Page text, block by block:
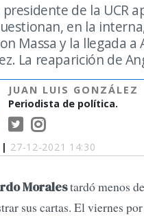
| 27-12-2021 14:30
presidente de la UCR
en la
Massa y la llegada a
La reaparición de
JUAN LUIS GONZÁLEZ
Periodista de política.
Moralestardó menos
sus cartas. El viernes